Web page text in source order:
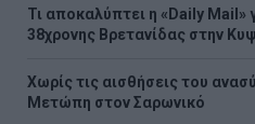
Τι αποκαλύπτει η «Daily Mail»
38χρονης Βρετανίδας στην
Χωρίς τις αισθήσεις του
Μετώπη στον Σαρωνικό